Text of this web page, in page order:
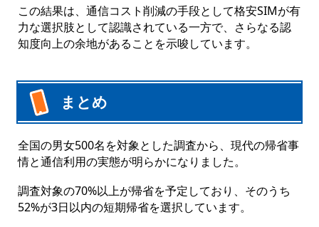
この結果は、通信コスト削減の手段として格安SIMが有
力な選択肢として認識されている一方で、さらなる認
知度向上の余地があることを示唆しています。
まとめ
全国の男女500名を対象とした調査から、現代の帰省事
情と通信利用の実態が明らかになりました。
調査対象の70%以上が帰省を予定しており、そのうち
52%が3日以内の短期帰省を選択しています。